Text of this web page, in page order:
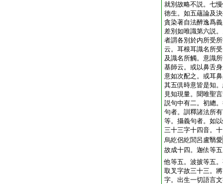
就別故略不説。七
徳生。如五蘊論及
貪染著自法醉逸爲
差別如唯識第六説
者謂各別於内所受
云。耳根耳識名所
及識名所觸。意識
基師云。或以鼻舌
意如次配之。或耳
其五倶時意皆是知
見知現量。聞唯聖
説句中有二。初總
句者。訓釋諸法所
等。攝義句者。如
三十三字十四音。
烏紇侶紇閭呂盧翳愛
故成十四。迦佉等
他等五。波披等五
取叉字故三十三。
字。出生一切語言